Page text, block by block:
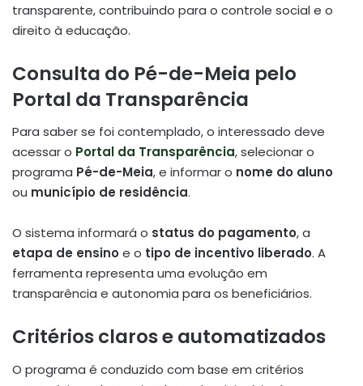
transparente, contribuindo para o controle social e o
direito à educação.
Consulta do Pé-de-Meia pelo
Portal da Transparência
Para saber se foi contemplado, o interessado deve
acessar o Portal da Transparência, selecionar o
programa Pé-de-Meia, e informar o nome do aluno
ou município de residência.
O sistema informará o status do pagamento, a
etapa de ensino e o tipo de incentivo liberado. A
ferramenta representa uma evolução em
transparência e autonomia para os beneficiários.
Critérios claros e automatizados
O programa é conduzido com base em critérios